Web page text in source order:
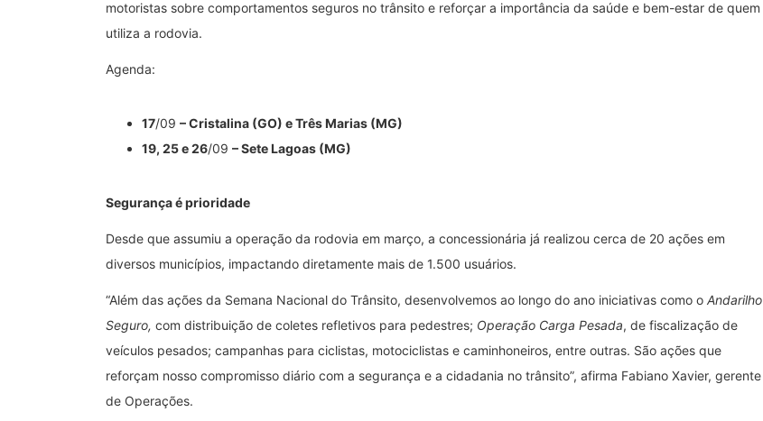
motoristas sobre comportamentos seguros no trânsito e reforçar a importância da saúde e bem-estar de quem
utiliza a rodovia.
Agenda:
17/09 – Cristalina (GO) e Três Marias (MG)
19, 25 e 26/09 – Sete Lagoas (MG)
Segurança é prioridade
Desde que assumiu a operação da rodovia em março, a concessionária já realizou cerca de 20 ações em
diversos municípios, impactando diretamente mais de 1.500 usuários.
“Além das ações da Semana Nacional do Trânsito, desenvolvemos ao longo do ano iniciativas como o Andarilho
Seguro, com distribuição de coletes refletivos para pedestres; Operação Carga Pesada, de fiscalização de
veículos pesados; campanhas para ciclistas, motociclistas e caminhoneiros, entre outras. São ações que
reforçam nosso compromisso diário com a segurança e a cidadania no trânsito”, afirma Fabiano Xavier, gerente
de Operações.